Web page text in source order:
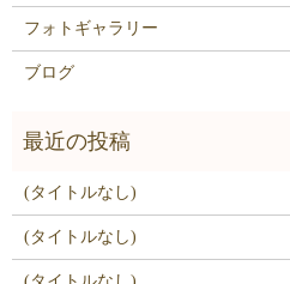
フォトギャラリー
ブログ
(タイトルなし)
(タイトルなし)